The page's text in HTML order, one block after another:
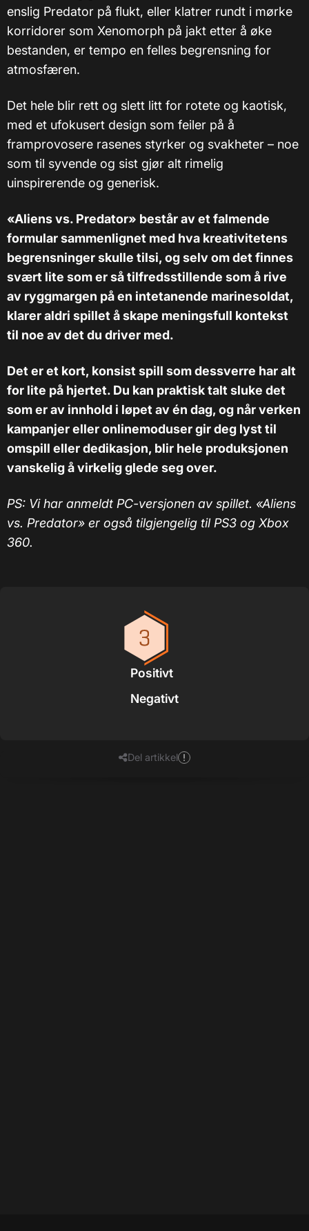
enslig Predator på flukt, eller klatrer rundt i mørke
korridorer som Xenomorph på jakt etter å øke
bestanden, er tempo en felles begrensning for
atmosfæren.
Det hele blir rett og slett litt for rotete og kaotisk,
med et ufokusert design som feiler på å
framprovosere rasenes styrker og svakheter – noe
som til syvende og sist gjør alt rimelig
uinspirerende og generisk.
«Aliens vs. Predator» består av et falmende
formular sammenlignet med hva kreativitetens
begrensninger skulle tilsi, og selv om det finnes
svært lite som er så tilfredsstillende som å rive
av ryggmargen på en intetanende marinesoldat,
klarer aldri spillet å skape meningsfull kontekst
til noe av det du driver med.
Det er et kort, konsist spill som dessverre har alt
for lite på hjertet. Du kan praktisk talt sluke det
som er av innhold i løpet av én dag, og når verken
kampanjer eller onlinemoduser gir deg lyst til
omspill eller dedikasjon, blir hele produksjonen
vanskelig å virkelig glede seg over.
PS: Vi har anmeldt PC-versjonen av spillet. «Aliens
vs. Predator» er også tilgjengelig til PS3 og Xbox
360.
Positivt
Negativt
Del artikkel